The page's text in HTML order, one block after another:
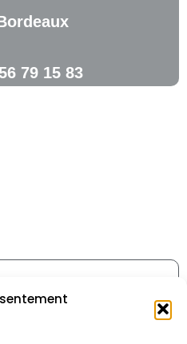
79 15 83